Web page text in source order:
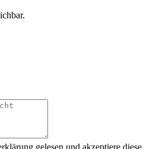
gelesen und akzeptiere diese.